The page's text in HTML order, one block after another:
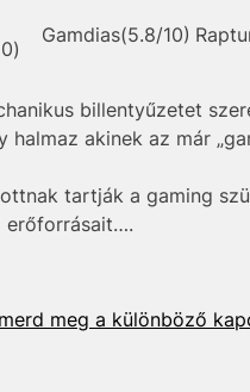
Gamdias(5.8/10)
billentyűzetet
akinek az már
tartják a gaming
erőforrásait….
meg a különböző